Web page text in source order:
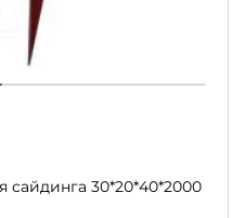
30*20*40*2000